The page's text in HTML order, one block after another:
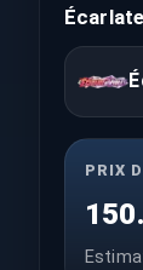
PRIX